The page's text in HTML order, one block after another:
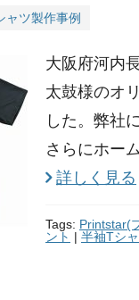
ャツ製作事例
大阪府河内
太鼓様のオ
した。弊社
さらにホー
詳しく見る
Tags: Printstar(
ント | 半袖Tシ